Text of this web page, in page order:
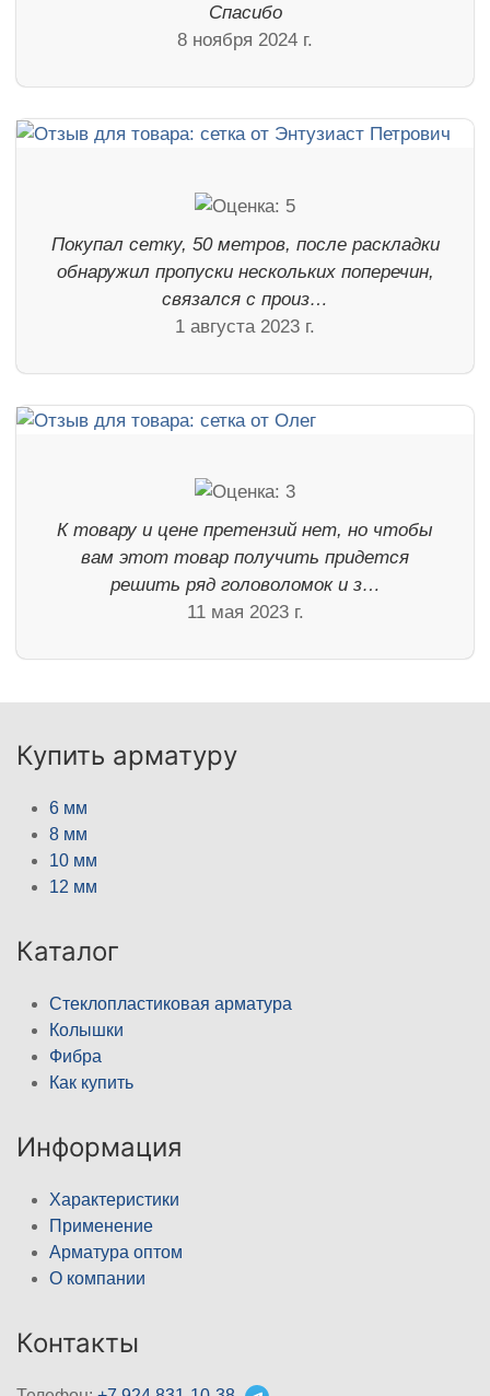
Спасибо
8 ноября 2024 г.
Покупал сетку, 50 метров, после раскладки
обнаружил пропуски нескольких поперечин,
связался с произ…
1 августа 2023 г.
К товару и цене претензий нет, но чтобы
вам этот товар получить придется
решить ряд головоломок и з…
11 мая 2023 г.
Купить арматуру
6 мм
8 мм
10 мм
12 мм
Каталог
Стеклопластиковая арматура
Колышки
Фибра
Как купить
Информация
Характеристики
Применение
Арматура оптом
О компании
Контакты